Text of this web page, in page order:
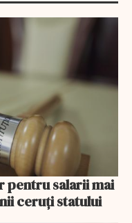
pentru salarii mai
ceruți statului